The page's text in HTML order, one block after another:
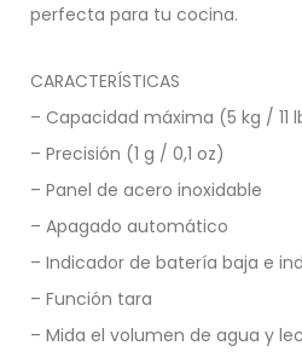
perfecta para tu cocina.
CARACTERÍSTICAS
– Capacidad máxima (5 kg / 11
– Precisión (1 g / 0,1 oz)
– Panel de acero inoxidable
– Apagado automático
– Indicador de batería baja e
– Función tara
– Mida el volumen de agua y